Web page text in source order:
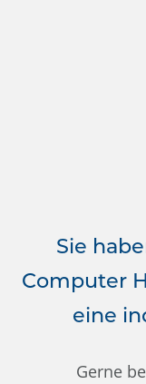
Sie
Computer
eine
Gerne